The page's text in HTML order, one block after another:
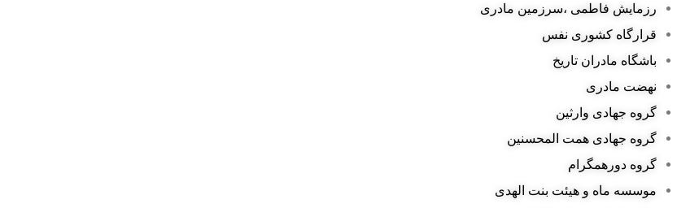
رزمایش فاطمی ،سرزمین مادری
قرارگاه کشوری نفس
باشگاه مادران تاریخ
نهضت مادری
گروه جهادی وارثین
گروه جهادی همت المحسنین
گروه دورهمگرام
موسسه ماه و هیئت بنت الهدی